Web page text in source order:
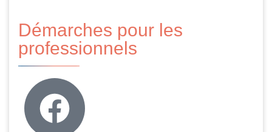
Démarches pour les
professionnels